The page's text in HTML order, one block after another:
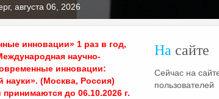
августа 06, 2026
инновации» 1 раз в год,
научно-
инновации:
науки». (Москва, Россия)
принимаются до 06.10.2026 г.
На сайте
Сейчас на
пользователей